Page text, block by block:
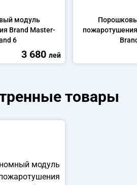
модуль
Brand Master-
6
3 680 лей
товары